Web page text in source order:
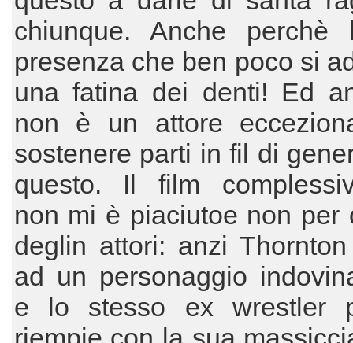
chiunque. Anche perchè
presenza che ben poco si
una fatina dei denti! Ed
non è un attore
sostenere parti in fil di
questo. Il film
non mi è piaciutoe non per
deglin attori: anzi
ad un personaggio
e lo stesso ex wrestler